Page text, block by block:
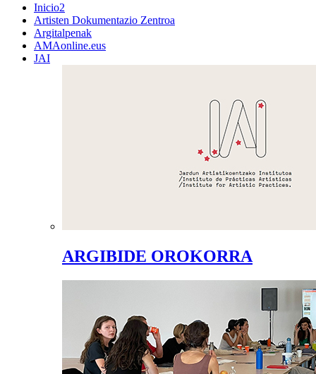
Inicio2
Artisten Dokumentazio Zentroa
Argitalpenak
AMAonline.eus
JAI
ARGIBIDE OROKORRA